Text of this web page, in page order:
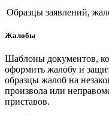
Образцы заявлений,
Жалобы
Шаблоны документов,
оформить жалобу и
образцы жалоб на
произвола или
приставов.